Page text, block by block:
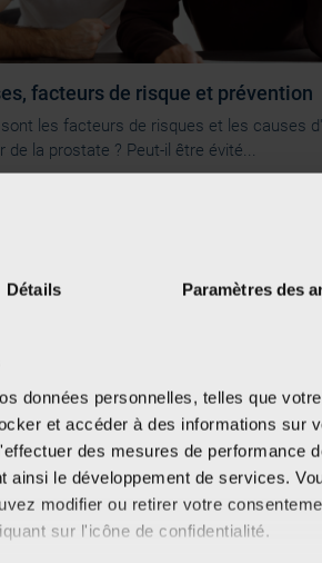
Détails Paramètres des
données personnelles, telles que
et accéder à des informations sur
des mesures de performance
ainsi le développement de services.
modifier ou retirer votre
sur l'icône de confidentialité.
facteurs de risque et prévention
sont les facteurs de risques et les causes
de la prostate ? Peut-il être évité...
groupe d'entraide pour patients
de la prostate